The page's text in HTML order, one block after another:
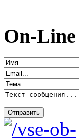
On-Line